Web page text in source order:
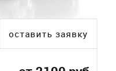
оставить заявку